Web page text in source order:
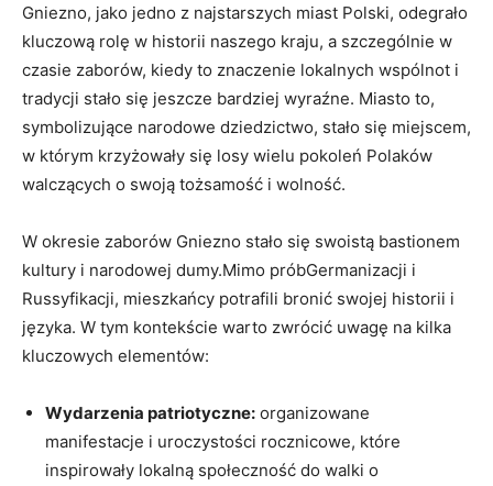
Gniezno, jako jedno z najstarszych miast Polski, odegrało
kluczową rolę w historii naszego kraju, a szczególnie w
czasie zaborów, kiedy to znaczenie lokalnych wspólnot i
tradycji stało się jeszcze bardziej wyraźne. Miasto to,
symbolizujące narodowe dziedzictwo, stało się miejscem,
w którym krzyżowały się losy wielu pokoleń Polaków
walczących o swoją tożsamość i wolność.
W okresie zaborów Gniezno stało się swoistą bastionem
kultury i narodowej dumy.Mimo próbGermanizacji i
Russyfikacji, mieszkańcy potrafili bronić swojej historii i
języka. W tym kontekście warto zwrócić uwagę na kilka
kluczowych elementów:
Wydarzenia patriotyczne: organizowane
manifestacje i uroczystości rocznicowe, które
inspirowały lokalną społeczność do walki o